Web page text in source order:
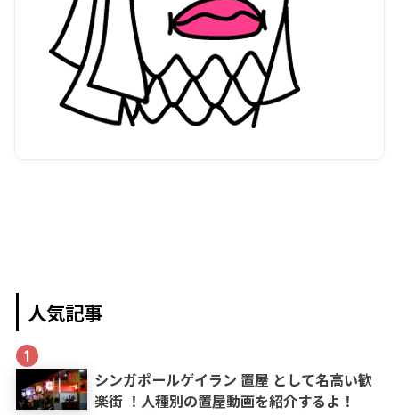
人気記事
1
シンガポールゲイラン 置屋 として名高い歓
楽街 ！人種別の置屋動画を紹介するよ！